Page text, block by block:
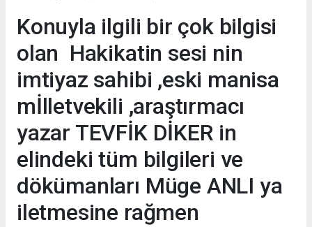
Konuyla ilgili bir çok bilgisi
olan Hakikatin sesi nin
imtiyaz sahibi ,eski manisa
mİlletvekili ,araştırmacı
yazar TEVFİK DİKER in
elindeki tüm bilgileri ve
dökümanları Müge ANLI ya
iletmesine rağmen